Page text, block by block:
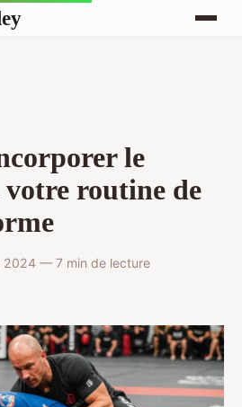
le
routine de
— 7 min de lecture